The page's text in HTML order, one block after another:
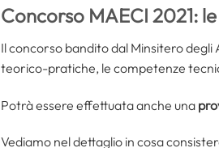
Concorso MAECI 2021:
Il concorso bandito dal Minsitero
teorico-pratiche, le competenze
Potrà essere effettuata anche una
Vediamo nel dettaglio in cosa